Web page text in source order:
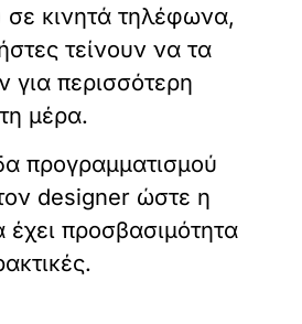
σε κινητά τηλέφωνα,
τείνουν να τα
για περισσότερη
μέρα.
προγραμματισμού
designer ώστε η
έχει προσβασιμότητα